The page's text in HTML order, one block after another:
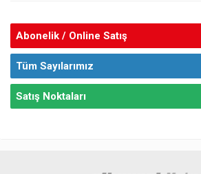
Abonelik / Online Satış
Tüm Sayılarımız
Satış Noktaları